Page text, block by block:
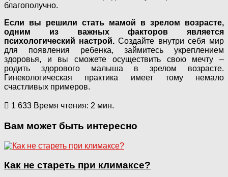
благополучно.
Если вы решили стать мамой в зрелом возрасте,
одним из важных факторов является
психологический настрой. Создайте внутри себя мир
для появления ребенка, займитесь укреплением
здоровья, и вы сможете осуществить свою мечту –
родить здорового малыша в зрелом возрасте.
Гинекологическая практика имеет тому немало
счастливых примеров.
1 633 Время чтения: 2 мин.
Вам может быть интересно
Как не стареть при климаксе?